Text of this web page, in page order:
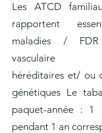
Les ATCD
rapportent
maladies /
vasculaire
héréditaires et/ ou
génétiques Le
paquet-année :
pendant 1 an